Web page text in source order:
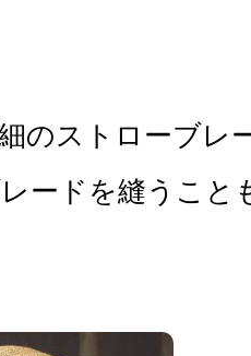
のストローブレ
ードを縫うこと